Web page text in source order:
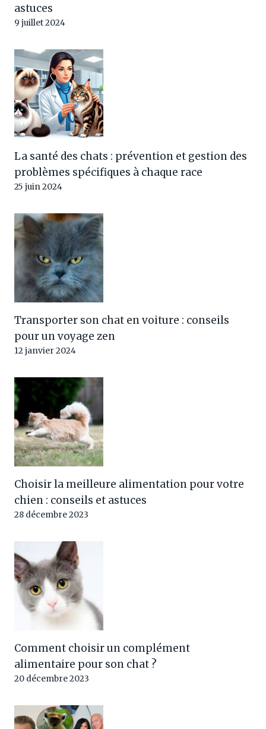
astuces
9 juillet 2024
La santé des chats : prévention et gestion des
problèmes spécifiques à chaque race
25 juin 2024
Transporter son chat en voiture : conseils
pour un voyage zen
12 janvier 2024
Choisir la meilleure alimentation pour votre
chien : conseils et astuces
28 décembre 2023
Comment choisir un complément
alimentaire pour son chat ?
20 décembre 2023